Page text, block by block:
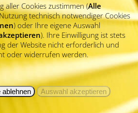
aller Cookies zustimmen (Alle
technisch notwendiger Cookies
) oder Ihre eigene Auswahl
). Ihre Einwilligung ist stets
der Website nicht erforderlich und
oder widerrufen werden.